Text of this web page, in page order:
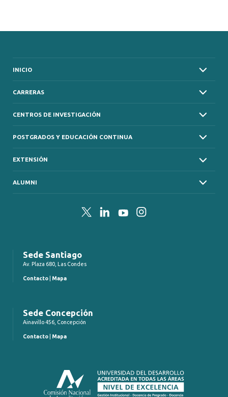
INICIO
CARRERAS
CENTROS DE INVESTIGACIÓN
POSTGRADOS Y EDUCACIÓN CONTINUA
EXTENSIÓN
ALUMNI
TwitterLinkedInYouTubeInstagram
Sede Santiago
Av. Plaza 680, Las Condes
Contacto Mapa
Sede Concepción
Ainavillo 456, Concepción
Contacto Mapa